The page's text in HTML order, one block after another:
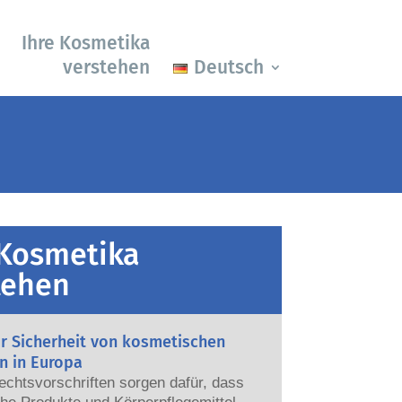
Ihre Kosmetika
verstehen
Deutsch
Sicherheit von kosmetischen
in Europa
sorgen dafür, dass